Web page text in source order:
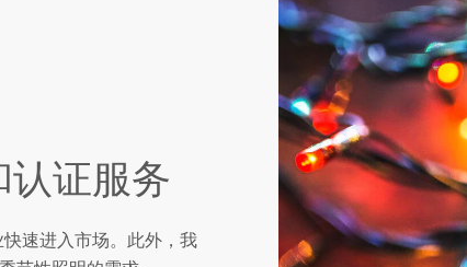
证服务
速进入市场。此外，我